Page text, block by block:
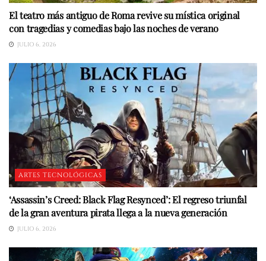
El teatro más antiguo de Roma revive su mística original
con tragedias y comedias bajo las noches de verano
JULIO 6, 2026
ARTES TECNOLÓGICAS
‘Assassin’s Creed: Black Flag Resynced’: El regreso triunfal
de la gran aventura pirata llega a la nueva generación
JULIO 6, 2026